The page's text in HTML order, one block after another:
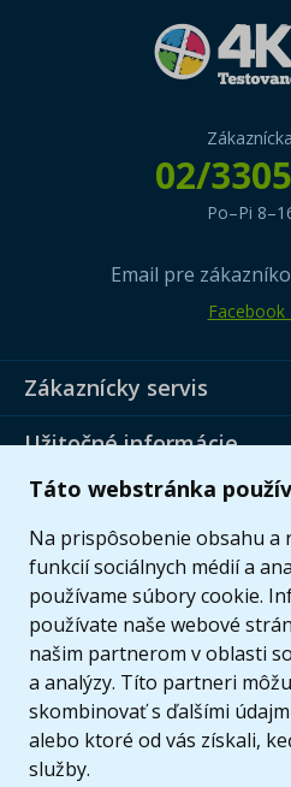
Táto webstránka
Na prispôsobenie obsahu a
funkcií sociálnych médií a
používame súbory cookie.
používate naše webové
našim partnerom v oblasti
a analýzy. Títo partneri
skombinovať s ďalšími
alebo ktoré od vás získali,
služby.
02/
Po–Pi
Email pre
Facebook
Zákaznícky servis
Užitočné informácie
Ponuka